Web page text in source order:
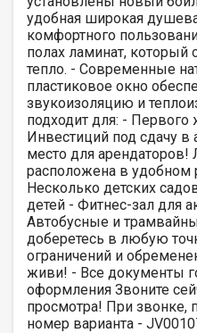
удобная широкая
комфортного
полах ламинат, который
тепло. - Современные
пластиковое окно
звукоизоляцию и
подходит для: -
Инвестиций под сдачу в
место для арендаторов!
расположена в удобном
Несколько детских
детей - Фитнес-зал для
Автобусные и
доберетесь в любую
ограничений и
живи! - Все документы
оформления Звоните
просмотра! При звонке,
номер варианта -